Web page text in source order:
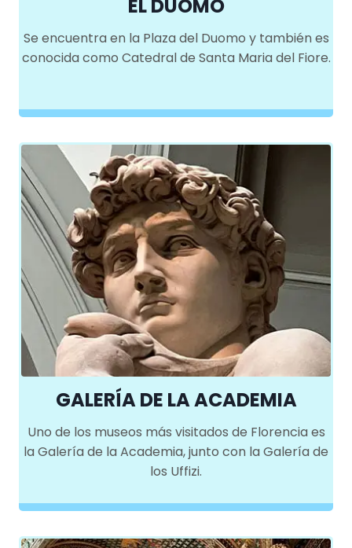
EL DUOMO
Se encuentra en la Plaza del Duomo y también es
conocida como Catedral de Santa Maria del Fiore.
GALERÍA DE LA ACADEMIA
Uno de los museos más visitados de Florencia es
la Galería de la Academia, junto con la Galería de
los Uffizi.